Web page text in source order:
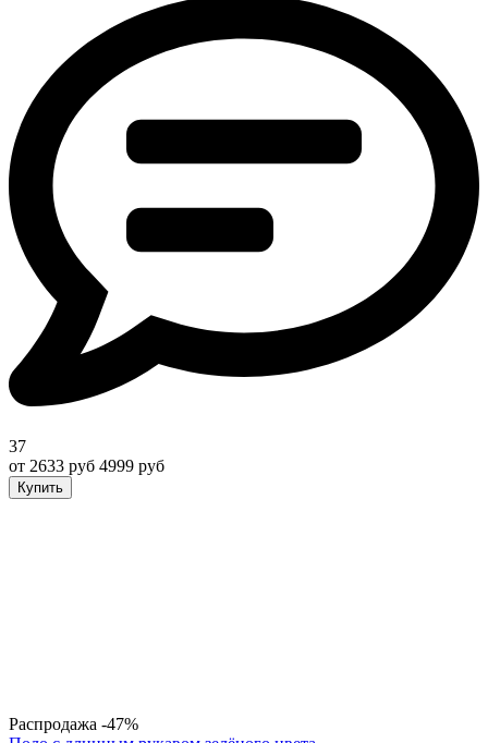
37
от 2633 руб 4999 руб
Купить
Распродажа -47%